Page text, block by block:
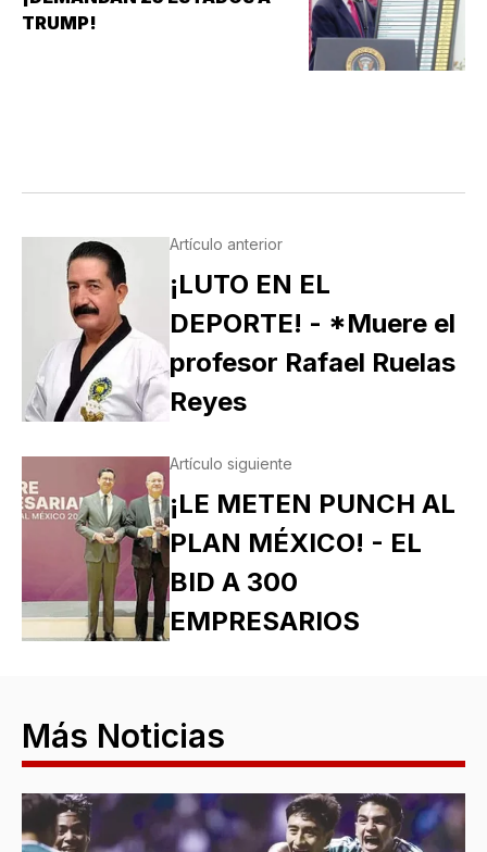
TRUMP!
Artículo anterior
¡LUTO EN EL
DEPORTE! - *Muere el
profesor Rafael Ruelas
Reyes
Artículo siguiente
¡LE METEN PUNCH AL
PLAN MÉXICO! - EL
BID A 300
EMPRESARIOS
Más Noticias